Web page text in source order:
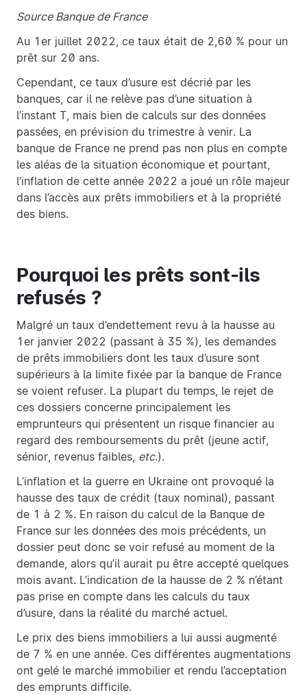
Source Banque de France
Au 1er juillet 2022, ce taux était de 2,60 % pour un
prêt sur 20 ans.
Cependant, ce taux d’usure est décrié par les
banques, car il ne relève pas d’une situation à
l’instant T, mais bien de calculs sur des données
passées, en prévision du trimestre à venir. La
banque de France ne prend pas non plus en compte
les aléas de la situation économique et pourtant,
l’inflation de cette année 2022 a joué un rôle majeur
dans l’accès aux prêts immobiliers et à la propriété
des biens.
Pourquoi les prêts sont-ils
refusés ?
Malgré un taux d’endettement revu à la hausse au
1er janvier 2022 (passant à 35 %), les demandes
de prêts immobiliers dont les taux d’usure sont
supérieurs à la limite fixée par la banque de France
se voient refuser. La plupart du temps, le rejet de
ces dossiers concerne principalement les
emprunteurs qui présentent un risque financier au
regard des remboursements du prêt (jeune actif,
sénior, revenus faibles, etc.).
L’inflation et la guerre en Ukraine ont provoqué la
hausse des taux de crédit (taux nominal), passant
de 1 à 2 %. En raison du calcul de la Banque de
France sur les données des mois précédents, un
dossier peut donc se voir refusé au moment de la
demande, alors qu’il aurait pu être accepté quelques
mois avant. L’indication de la hausse de 2 % n’étant
pas prise en compte dans les calculs du taux
d’usure, dans la réalité du marché actuel.
Le prix des biens immobiliers a lui aussi augmenté
de 7 % en une année. Ces différentes augmentations
ont gelé le marché immobilier et rendu l’acceptation
des emprunts difficile.